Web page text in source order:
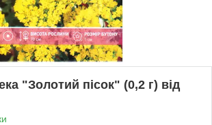
"Золотий пісок" (0,2 г) від